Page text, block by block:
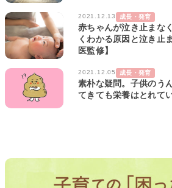
2021.12.13 成長・発育
赤ちゃんが泣き止まな
くわかる原因と泣き止
医監修】
2021.12.05 成長・発育
素朴な疑問。子供のう
てきても栄養はとれて